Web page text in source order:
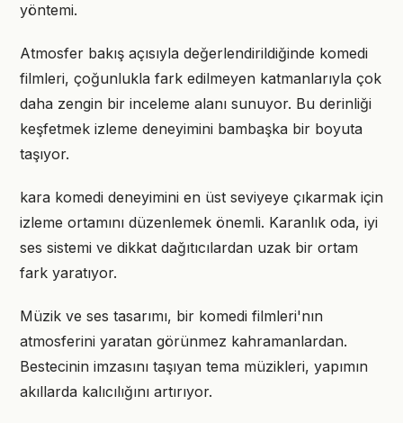
yöntemi.
Atmosfer bakış açısıyla değerlendirildiğinde komedi
filmleri, çoğunlukla fark edilmeyen katmanlarıyla çok
daha zengin bir inceleme alanı sunuyor. Bu derinliği
keşfetmek izleme deneyimini bambaşka bir boyuta
taşıyor.
kara komedi deneyimini en üst seviyeye çıkarmak için
izleme ortamını düzenlemek önemli. Karanlık oda, iyi
ses sistemi ve dikkat dağıtıcılardan uzak bir ortam
fark yaratıyor.
Müzik ve ses tasarımı, bir komedi filmleri'nın
atmosferini yaratan görünmez kahramanlardan.
Bestecinin imzasını taşıyan tema müzikleri, yapımın
akıllarda kalıcılığını artırıyor.